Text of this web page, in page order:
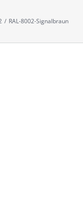
/ RAL-8002-Signalbraun